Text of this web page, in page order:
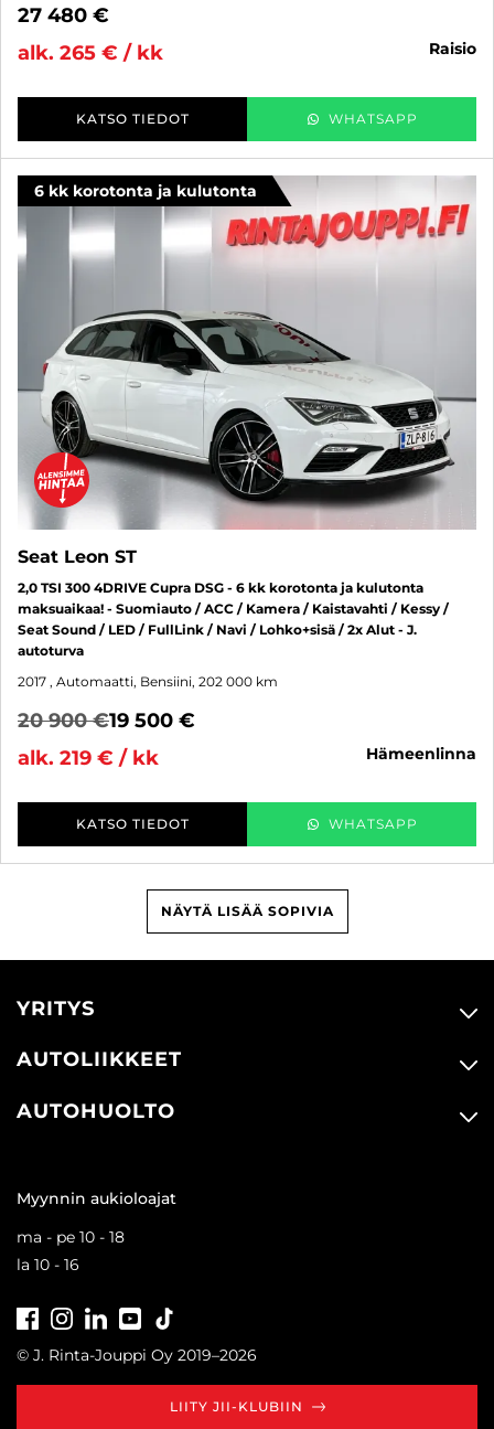
27 480 €
alk. 265 € / kk
raisio
KATSO TIEDOT WHATSAPP
6 kk korotonta ja kulutonta
Seat Leon ST
2,0 TSI 300 4DRIVE Cupra DSG - 6 kk korotonta ja kulutonta
maksuaikaa! - Suomiauto / ACC / Kamera / Kaistavahti / Kessy /
Seat Sound / LED / FullLink / Navi / Lohko+sisä / 2x Alut - J.
autoturva
2017 , Automaatti, Bensiini, 202 000 km
20 900 €19 500 €
alk. 219 € / kk
hämeenlinna
KATSO TIEDOT WHATSAPP
NÄYTÄ LISÄÄ SOPIVIA
YRITYS
AUTOLIIKKEET
AUTOHUOLTO
Myynnin aukioloajat
ma - pe 10 - 18
la 10 - 16
FacebookInstagramLinkedInYoutube
© J. Rinta-Jouppi Oy 2019–2026
LIITY JII-KLUBIIN